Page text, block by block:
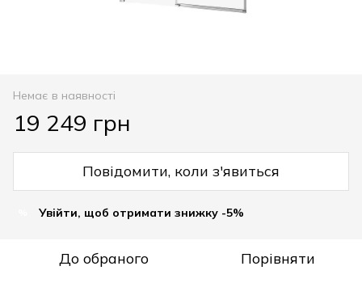
Немає в наявності
19 249 грн
Повідомити, коли з'явиться
Увійти, щоб отримати знижку -5%
До обраного Порівняти